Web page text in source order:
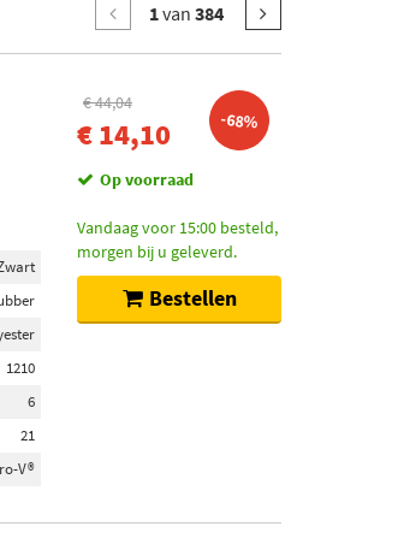
1van 384
1210
6
21
V®
€ 44,04
€ 14,10 -68%
Op voorraad
Vandaag voor 15:00 besteld,
morgen bij u geleverd.
Bestellen